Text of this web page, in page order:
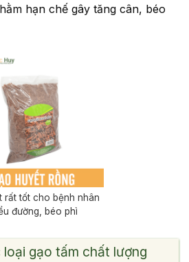
hạn chế gây tăng cân, béo
rất tốt cho bệnh nhân
đường, béo phì
loại gạo tấm chất lượng